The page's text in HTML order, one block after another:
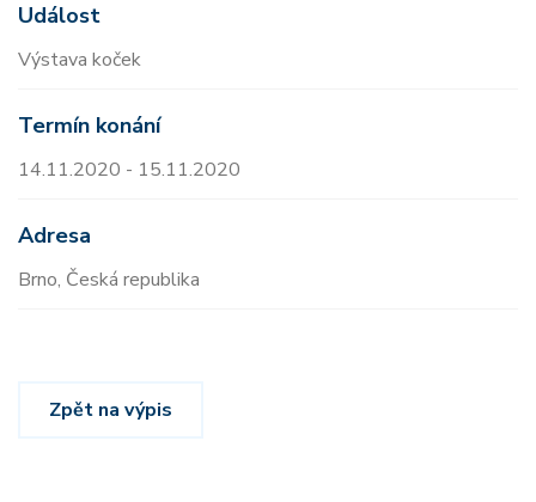
Událost
Výstava koček
Termín konání
14.11.2020 - 15.11.2020
Adresa
Brno, Česká republika
Zpět na výpis